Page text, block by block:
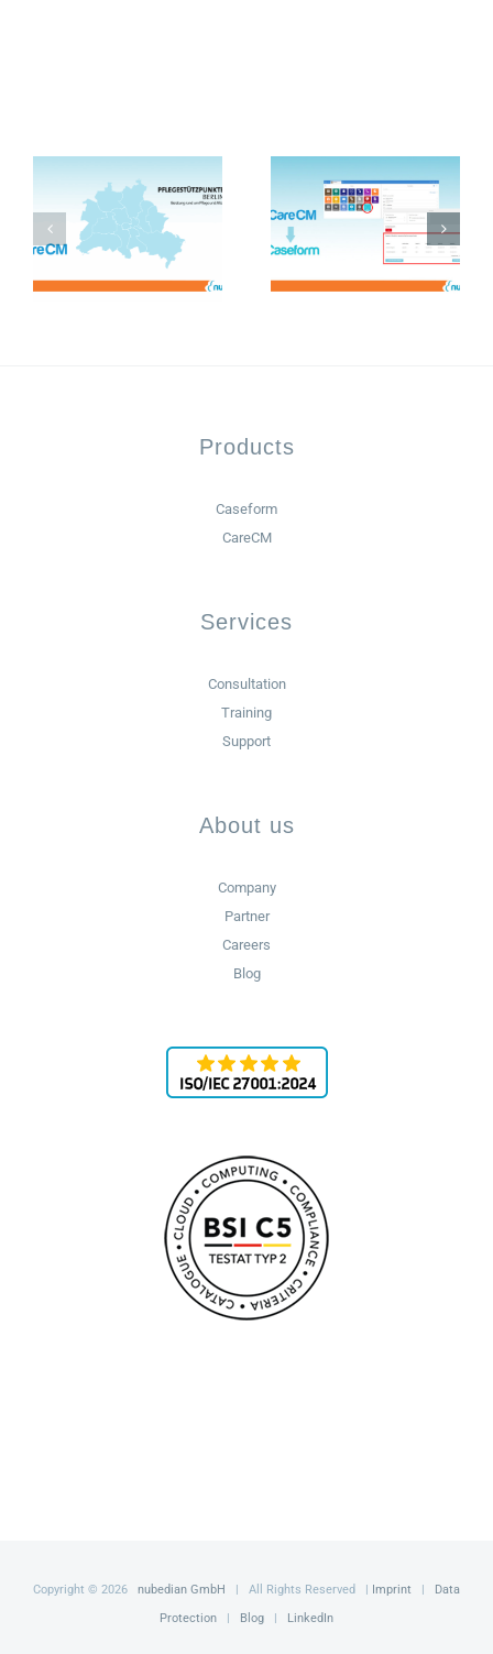
Products
Caseform
CareCM
Services
Consultation
Training
Support
About us
Company
Partner
Careers
Blog
Copyright © 2026 nubedian GmbH | All Rights Reserved | Imprint | Data
Protection | Blog | LinkedIn